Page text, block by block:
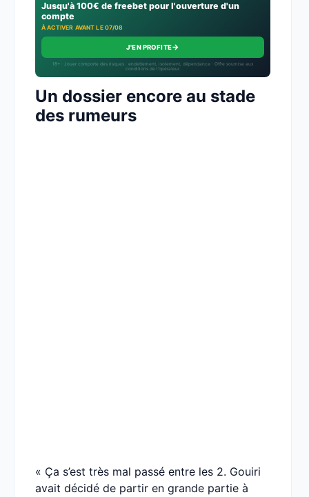
Jusqu'à 100€ de freebet pour l'ouverture d'un
compte
À ACTIVER AVANT LE 07/08
J'EN PROFITE→
18+ · Jouer comporte des risques : endettement, isolement, dépendance · Offre soumise aux
conditions de l’opérateur.
Un dossier encore au stade
des rumeurs
« Ça s’est très mal passé entre les 2. Gouiri
avait décidé de partir en grande partie à